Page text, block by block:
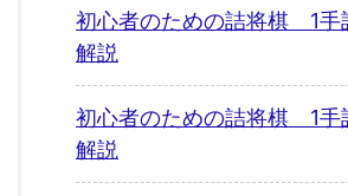
初心者のための詰将棋 1手
解説
初心者のための詰将棋 1手
解説